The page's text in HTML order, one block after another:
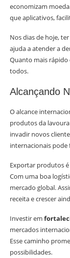
economizam
que aplicativos,
Nos dias de hoje,
ajuda a atender a
Quanto mais rápido
todos.
Alcançando
O alcance
produtos da
invadir novos
internacionais pode
Exportar produtos
Com uma boa
mercado global.
receita e crescer
Investir em
mercados
Esse caminho
possibilidades.